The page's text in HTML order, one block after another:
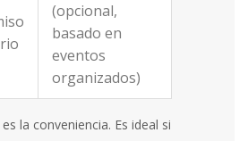
(opcional,
basado en
eventos
organizados)
la conveniencia. Es ideal si